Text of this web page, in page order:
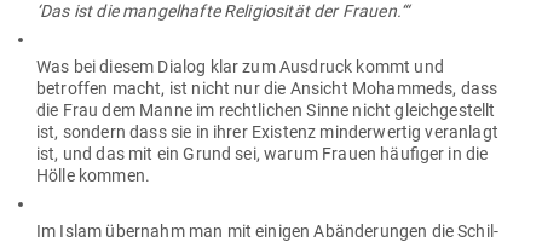
‘Das ist die man­gel­hafte Reli­gio­sität der Frauen.‘“
Was bei diesem Dialog klar zum Aus­druck kommt und
betroffen macht, ist nicht nur die Ansicht Mohammeds, dass
die Frau dem Manne im recht­lichen Sinne nicht gleich­ge­stellt
ist, sondern dass sie in ihrer Existenz min­der­wertig ver­anlagt
ist, und das mit ein Grund sei, warum Frauen häu­figer in die
Hölle kommen.
Im Islam übernahm man mit einigen Abän­de­rungen die Schil­